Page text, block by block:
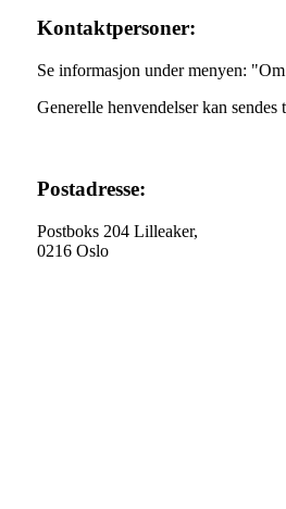
Kontaktpersoner:
Se informasjon under menyen:
Generelle henvendelser kan
Postadresse:
Postboks 204 Lilleaker,
0216 Oslo